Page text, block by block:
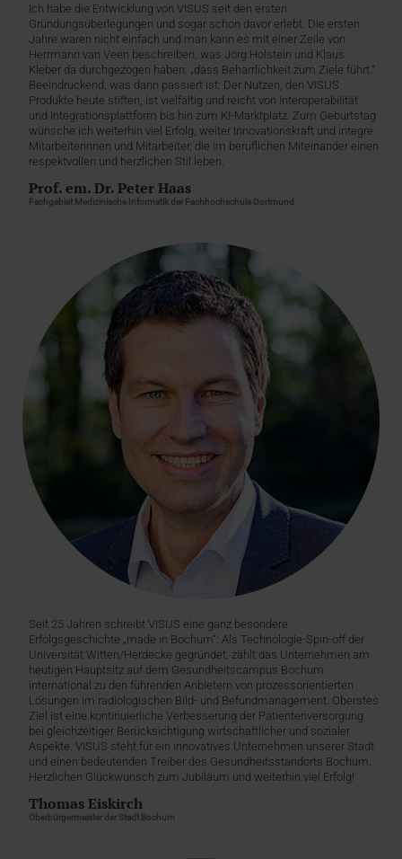
Ich habe die Entwicklung von VISUS seit den ersten
Gründungsüberlegungen und sogar schon davor erlebt. Die ersten
Jahre waren nicht einfach und man kann es mit einer Zeile von
Herrmann van Veen beschreiben, was Jörg Holstein und Klaus
Kleber da durchgezogen haben: „dass Beharrlichkeit zum Ziele führt.“
Beeindruckend, was dann passiert ist: Der Nutzen, den VISUS
Produkte heute stiften, ist vielfältig und reicht von Interoperabilität
und Integrationsplattform bis hin zum KI-Marktplatz. Zum Geburtstag
wünsche ich weiterhin viel Erfolg, weiter Innovationskraft und integre
Mitarbeiterinnen und Mitarbeiter, die im beruflichen Miteinander einen
respektvollen und herzlichen Stil leben.
Prof. em. Dr. Peter Haas
Fachgebiet Medizinische Informatik der Fachhochschule Dortmund
Seit 25 Jahren schreibt VISUS eine ganz besondere
Erfolgsgeschichte „made in Bochum“: Als Technologie-Spin-off der
Universität Witten/Herdecke gegründet, zählt das Unternehmen am
heutigen Hauptsitz auf dem Gesundheitscampus Bochum
international zu den führenden Anbietern von prozessorientierten
Lösungen im radiologischen Bild- und Befundmanagement. Oberstes
Ziel ist eine kontinuierliche Verbesserung der Patientenversorgung
bei gleichzeitiger Berücksichtigung wirtschaftlicher und sozialer
Aspekte. VISUS steht für ein innovatives Unternehmen unserer Stadt
und einen bedeutenden Treiber des Gesundheitsstandorts Bochum.
Herzlichen Glückwunsch zum Jubiläum und weiterhin viel Erfolg!
Thomas Eiskirch
Oberbürgermeister der Stadt Bochum